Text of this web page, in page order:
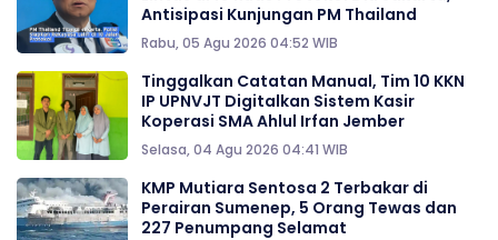
Antisipasi Kunjungan PM Thailand
Rabu, 05 Agu 2026 04:52 WIB
Tinggalkan Catatan Manual, Tim 10 KKN
IP UPNVJT Digitalkan Sistem Kasir
Koperasi SMA Ahlul Irfan Jember
Selasa, 04 Agu 2026 04:41 WIB
KMP Mutiara Sentosa 2 Terbakar di
Perairan Sumenep, 5 Orang Tewas dan
227 Penumpang Selamat